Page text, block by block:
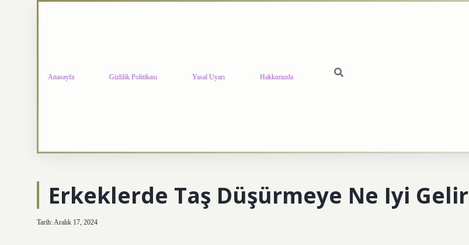
Anasayfa Gizlilik Politikası Yasal Uyarı Hakkımızda
Erkeklerde Taş Düşürmeye Ne Iyi Gelir
Tarih: Aralık 17, 2024